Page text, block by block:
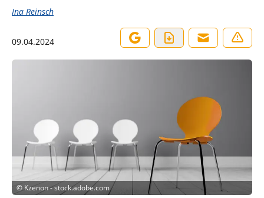
Ina Reinsch
09.04.2024
©Kzenon - stock.adobe.com